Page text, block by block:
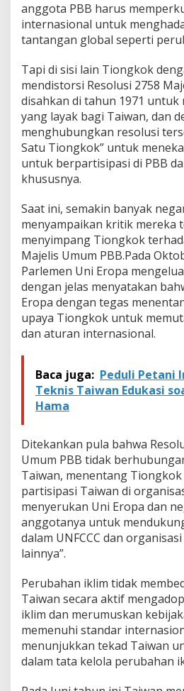
anggota PBB harus
internasional untuk
tantangan global seperti
Tapi di sisi lain Tiongkok
mendistorsi Resolusi 2758
disahkan di tahun 1971 untuk
yang layak bagi Taiwan, dan
menghubungkan resolusi
Satu Tiongkok” untuk
untuk berpartisipasi di PBB
khususnya.
Saat ini, semakin banyak
menyampaikan kritik mereka
menyimpang Tiongkok
Majelis Umum PBB.Pada
Parlemen Uni Eropa
dengan jelas menyatakan
Eropa dengan tegas
upaya Tiongkok untuk
dan aturan internasional.
Baca juga: Peduli Petani
Teknis Taiwan Edukasi
Hama
Ditekankan pula bahwa
Umum PBB tidak
Taiwan, menentang
partisipasi Taiwan di
menyerukan Uni Eropa dan
anggotanya untuk
dalam UNFCCC dan
lainnya”.
Perubahan iklim tidak
Taiwan secara aktif
iklim dan merumuskan
memenuhi standar
menunjukkan tekad Taiwan
dalam tata kelola perubahan